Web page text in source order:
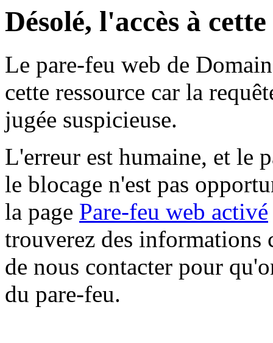
Désolé, l'accès à
Le pare-feu web de
cette ressource car la
jugée suspicieuse.
L'erreur est humaine, et le
le blocage n'est pas
la page Pare-feu web activé
trouverez des informations
de nous contacter pour
du pare-feu.